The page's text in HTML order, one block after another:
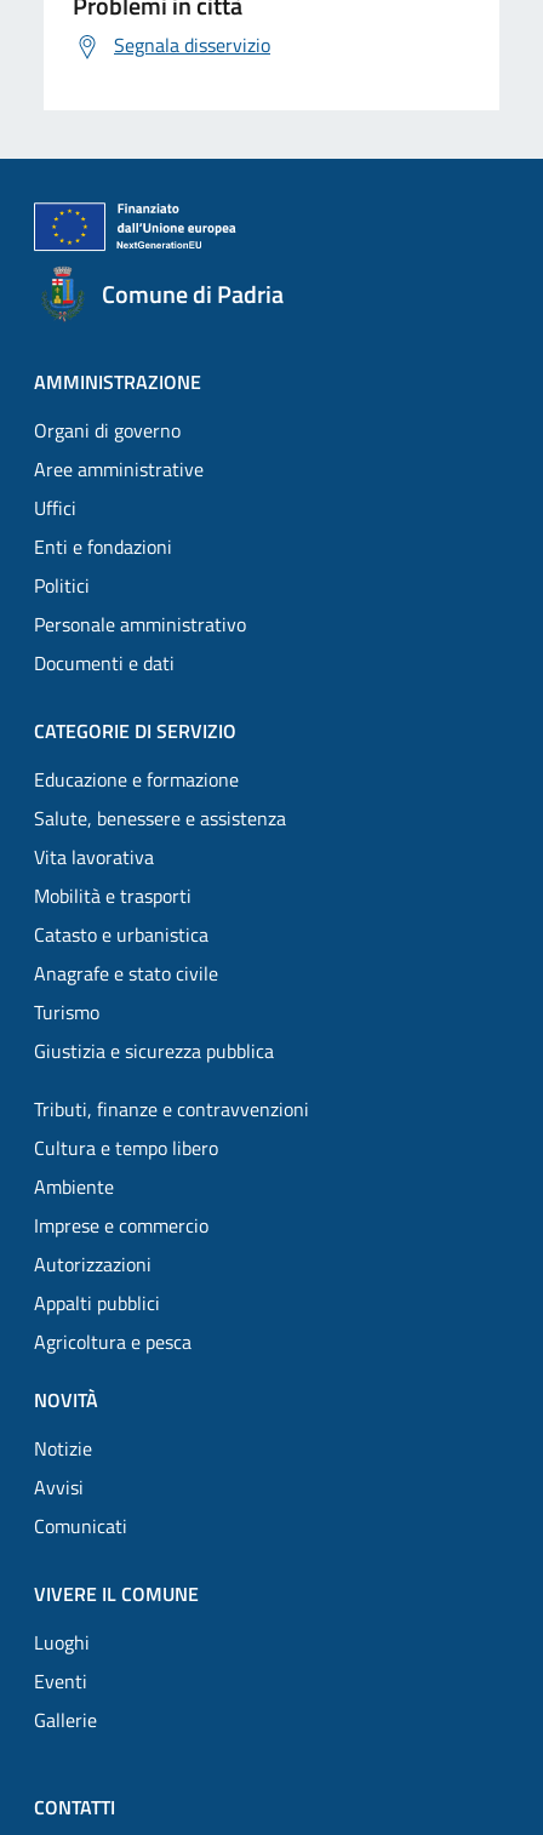
Segnala disservizio
Comune di Padria
AMMINISTRAZIONE
Organi di governo
Aree amministrative
Uffici
Enti e fondazioni
Politici
Personale amministrativo
Documenti e dati
CATEGORIE DI SERVIZIO
Educazione e formazione
Salute, benessere e assistenza
Vita lavorativa
Mobilità e trasporti
Catasto e urbanistica
Anagrafe e stato civile
Turismo
Giustizia e sicurezza pubblica
Tributi, finanze e contravvenzioni
Cultura e tempo libero
Ambiente
Imprese e commercio
Autorizzazioni
Appalti pubblici
Agricoltura e pesca
NOVITÀ
Notizie
Avvisi
Comunicati
VIVERE IL COMUNE
Luoghi
Eventi
Gallerie
CONTATTI